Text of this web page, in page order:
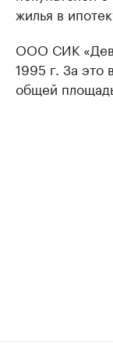
жилья в
ООО СИК
1995 г. За это
общей